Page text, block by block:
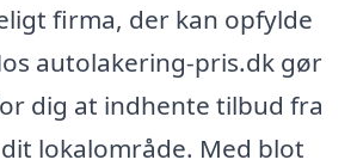
firma, der kan opfylde
autolakering-pris.dk gør
dig at indhente tilbud fra
lokalområde. Med blot